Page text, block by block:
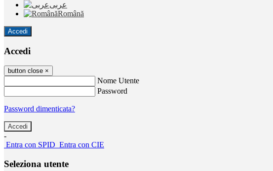
عربى
Română
Accedi
Accedi
button close ×
Nome Utente
Password
Password dimenticata?
-
Entra con SPID Entra con CIE
Seleziona utente